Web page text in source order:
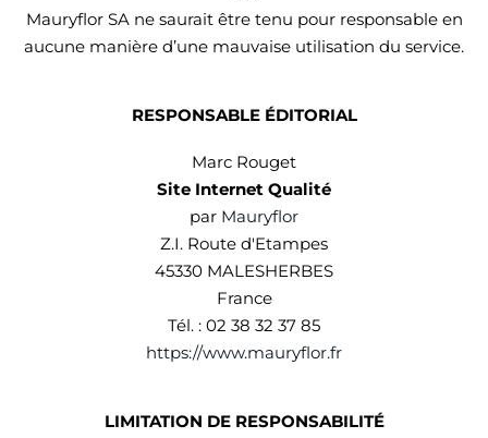
Mauryflor SA ne saurait être tenu pour responsable en
aucune manière d’une mauvaise utilisation du service.
RESPONSABLE ÉDITORIAL
Marc Rouget
Site Internet Qualité
par Mauryflor
Z.I. Route d'Etampes
45330 MALESHERBES
France
Tél. : 02 38 32 37 85
https://www.mauryflor.fr
LIMITATION DE RESPONSABILITÉ